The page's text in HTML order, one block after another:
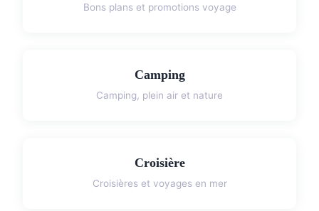
Bons plans et promotions voyage
Camping
Camping, plein air et nature
Croisière
Croisières et voyages en mer